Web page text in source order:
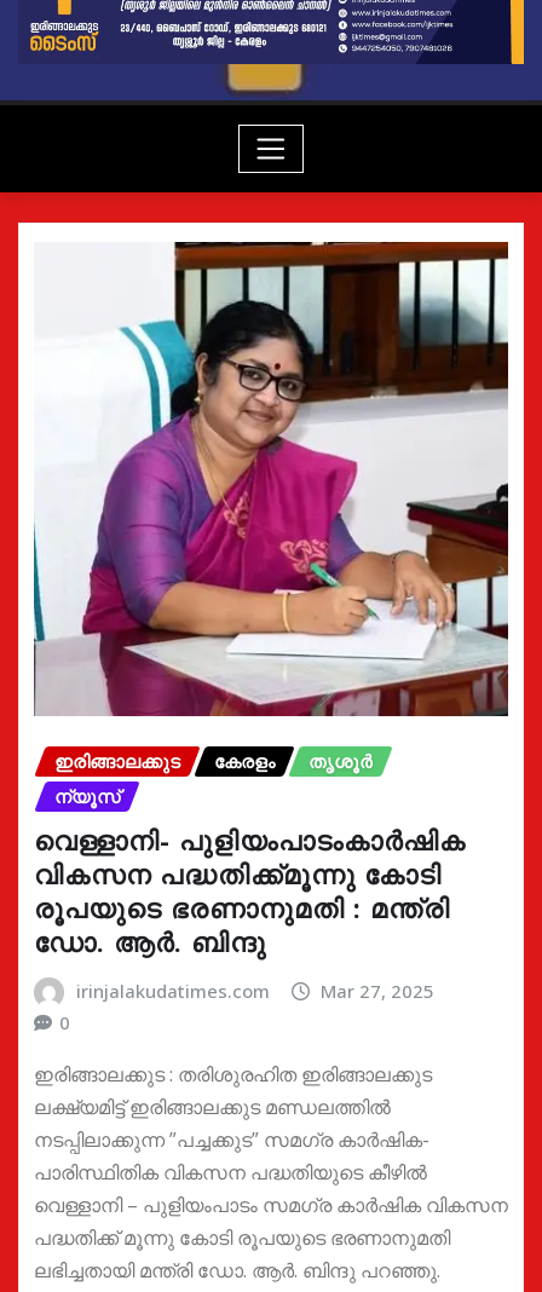
ഇരിങ്ങാലക്കുട കേരളം
തൃശൂർ
ന്യൂസ്
വെള്ളാനി- പുളിയംപാടംകാർഷിക
വികസന പദ്ധതിക്ക്മൂന്നു കോടി
രൂപയുടെ ഭരണാനുമതി : മന്ത്രി
ഡോ. ആർ. ബിന്ദു
irinjalakudatimes.com
Mar 27, 2025
0
ഇരിങ്ങാലക്കുട : തരിശുരഹിത ഇരിങ്ങാലക്കുട
ലക്ഷ്യമിട്ട് ഇരിങ്ങാലക്കുട മണ്ഡലത്തിൽ
നടപ്പിലാക്കുന്ന ”പച്ചക്കുട” സമഗ്ര കാർഷിക-
പാരിസ്ഥിതിക വികസന പദ്ധതിയുടെ കീഴിൽ
വെള്ളാനി – പുളിയംപാടം സമഗ്ര കാർഷിക വികസന
പദ്ധതിക്ക് മൂന്നു കോടി രൂപയുടെ ഭരണാനുമതി
ലഭിച്ചതായി മന്ത്രി ഡോ. ആർ. ബിന്ദു പറഞ്ഞു.